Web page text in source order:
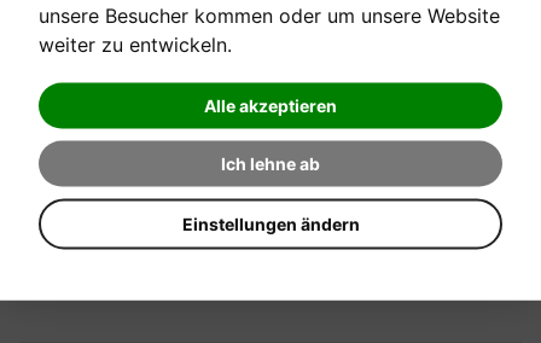
unsere Besucher kommen oder um unsere Website
weiter zu entwickeln.
Alle akzeptieren
Ich lehne ab
Einstellungen ändern
CEMBALI, CELESTEN & HARMONIEN